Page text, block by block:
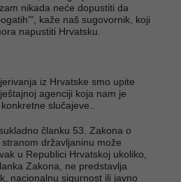
nikada neće dopustiti da
kaže naš sugovornik, koji
napustiti Hrvatsku.
iz Hrvatske smo upite
agenciji koja nam je
slučajeve..
članku 53. Zakona o
državljaninu može
u Republici Hrvatskoj ukoliko,
Zakona, ne predstavlja
nacionalnu sigurnost ili javno